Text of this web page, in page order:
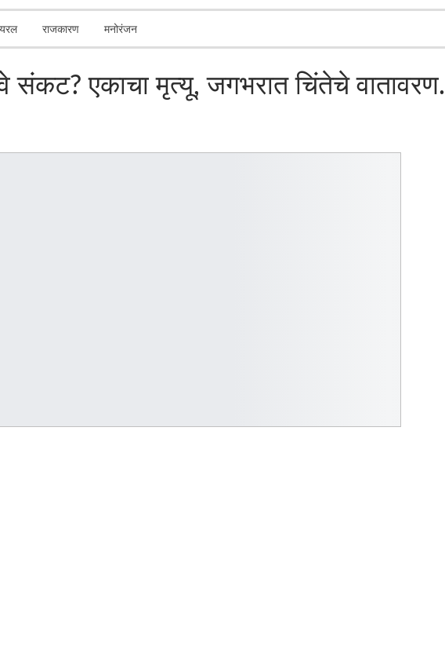
राजकारण मनोरंजन
संकट? एकाचा मृत्यू, जगभरात चिंतेचे वातावरण.